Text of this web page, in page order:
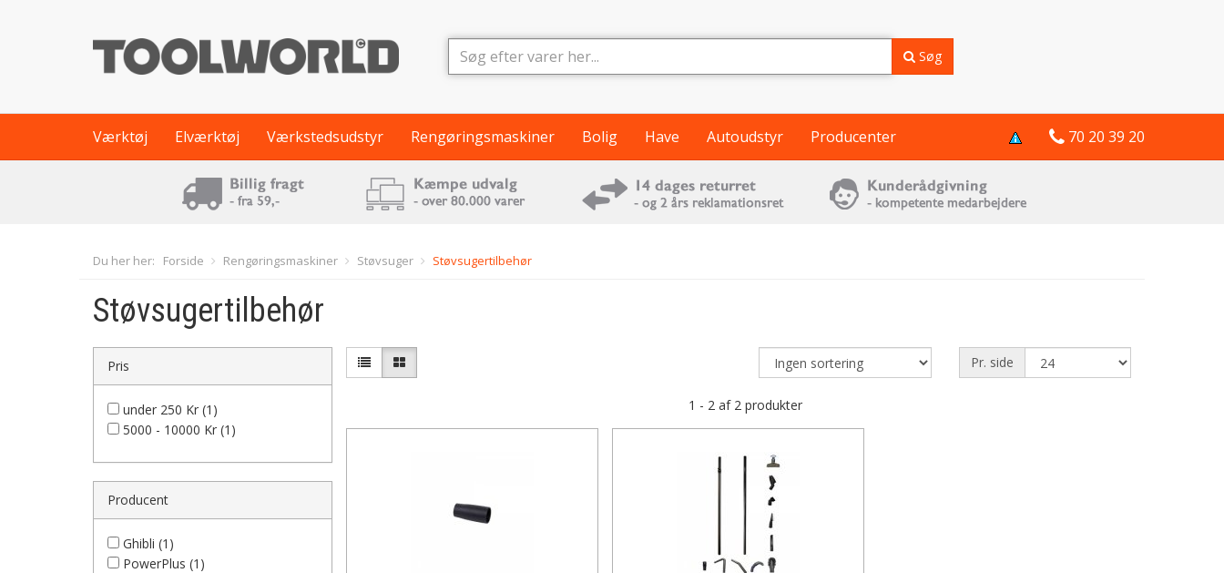
Søg
Værktøj Elværktøj Værkstedsudstyr Rengøringsmaskiner Bolig Have Autoudstyr Producenter 70 20 39 20
Du her her: Forside Rengøringsmaskiner Støvsuger Støvsugertilbehør
Støvsugertilbehør
Pris
under 250 Kr (1)
5000 - 10000 Kr (1)
Producent
Ghibli (1)
PowerPlus (1)
Pr. side
1 - 2 af 2 produkter